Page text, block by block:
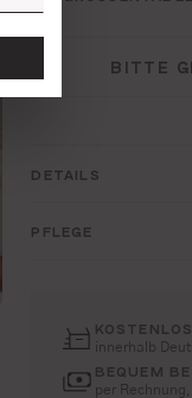
BITTE
DETAILS
PFLEGE
innerhalb
BEQUEM
per